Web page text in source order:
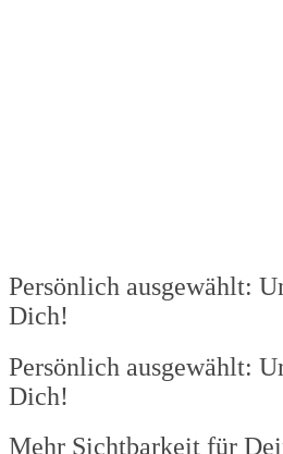
Persönlich ausgewählt:
Dich!
Persönlich ausgewählt:
Dich!
Mehr Sichtbarkeit für